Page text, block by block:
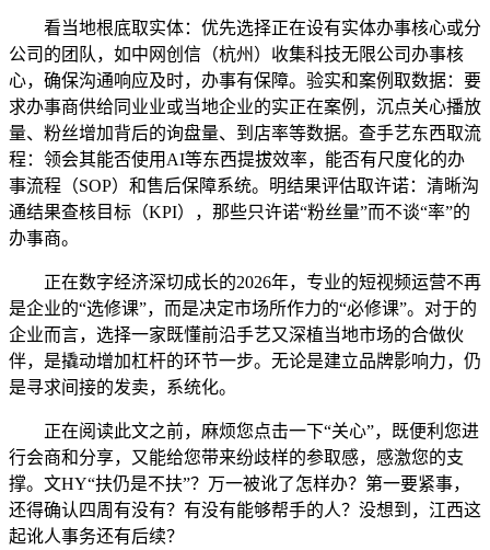
看当地根底取实体：优先选择正在设有实体办事核心或分
公司的团队，如中网创信（杭州）收集科技无限公司办事核
心，确保沟通响应及时，办事有保障。验实和案例取数据：要
求办事商供给同业业或当地企业的实正在案例，沉点关心播放
量、粉丝增加背后的询盘量、到店率等数据。查手艺东西取流
程：领会其能否使用AI等东西提拔效率，能否有尺度化的办
事流程（SOP）和售后保障系统。明结果评估取许诺：清晰沟
通结果查核目标（KPI），那些只许诺“粉丝量”而不谈“率”的
办事商。
正在数字经济深切成长的2026年，专业的短视频运营不再
是企业的“选修课”，而是决定市场所作力的“必修课”。对于的
企业而言，选择一家既懂前沿手艺又深植当地市场的合做伙
伴，是撬动增加杠杆的环节一步。无论是建立品牌影响力，仍
是寻求间接的发卖，系统化。
正在阅读此文之前，麻烦您点击一下“关心”，既便利您进
行会商和分享，又能给您带来纷歧样的参取感，感激您的支
撑。文HY“扶仍是不扶”？万一被讹了怎样办？第一要紧事，
还得确认四周有没有？有没有能够帮手的人？没想到，江西这
起讹人事务还有后续？